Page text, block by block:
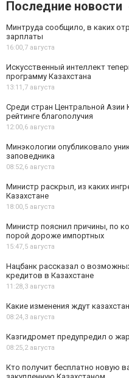
Последние новости
Минтруда сообщило, в каких
зарплаты
16:00,7 августа
Искусственный интеллект
программу Казахстана
13:11,7 августа
Среди стран Центральной Азии
рейтинге благополучия
12:00,6 августа
Минэкологии опубликовало
заповедника
08:52,6 августа
Министр раскрыл, из каких
Казахстане
18:00,5 августа
Министр пояснил причины, по
порой дороже импортных
15:47,5 августа
Нацбанк рассказал о
кредитов в Казахстане
11:28,3 августа
Какие изменения ждут
08:24,3 августа
Казгидромет предупредил о
08:25,2 августа
Кто получит бесплатно новую